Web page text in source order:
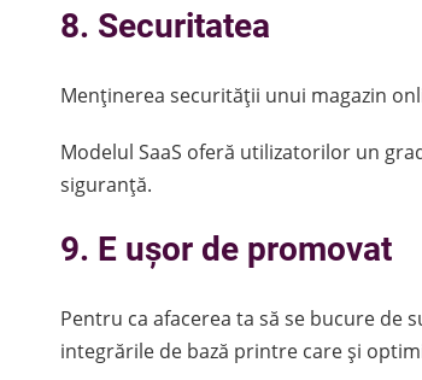
8. Securitatea
Menținerea securității unui magazin
Modelul SaaS oferă utilizatorilor un
siguranță.
9. E ușor de promovat
Pentru ca afacerea ta să se bucure de
integrările de bază printre care și